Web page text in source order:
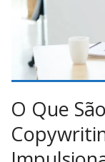
O Que